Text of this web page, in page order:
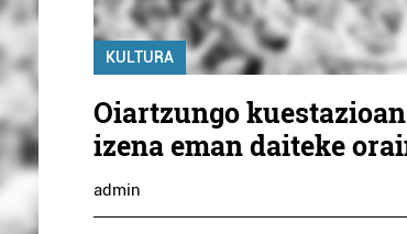
KULTURA
Oiartzungo kuestazioan
izena eman daiteke
admin